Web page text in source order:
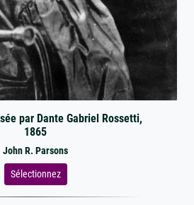
par Dante Gabriel Rossetti,
1865
John R. Parsons
Sélectionnez